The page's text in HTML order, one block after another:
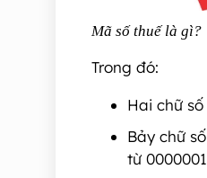
Mã số thuế là gì?
Trong đó:
Hai chữ
Bảy chữ
từ